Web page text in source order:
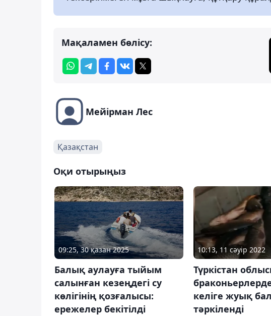
Мақаламен бөлісу:
Мейірман Лес
Қазақстан
Оқи отырыңыз
09:25, 30 қазан 2025
Балық аулауға тыйым
салынған кезеңдегі су
көлігінің қозғалысы:
ережелер бекітілді
10:13, 11 сәуір 2022
Түркістан
келіге жуық
тәркіленді